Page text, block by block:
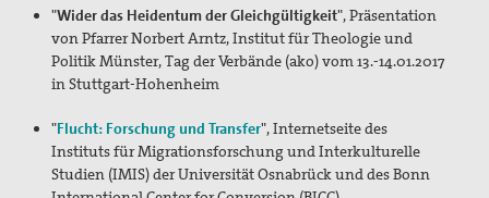
Papst Franziskus
Ressourcenkonflikte
Rüstung
AGn, Aktionen, Projekte
Aktion Aufschrei
"Wider das Heidentum der Gleichgültigkeit", Präsentation
von Pfarrer Norbert Arntz, Institut für Theologie und
Politik Münster, Tag der Verbände (ako) vom 13.-14.01.2017
in Stuttgart-Hohenheim
"Flucht: Forschung und Transfer", Internetseite des
Instituts für Migrationsforschung und Interkulturelle
Studien (IMIS) der Universität Osnabrück und des Bonn